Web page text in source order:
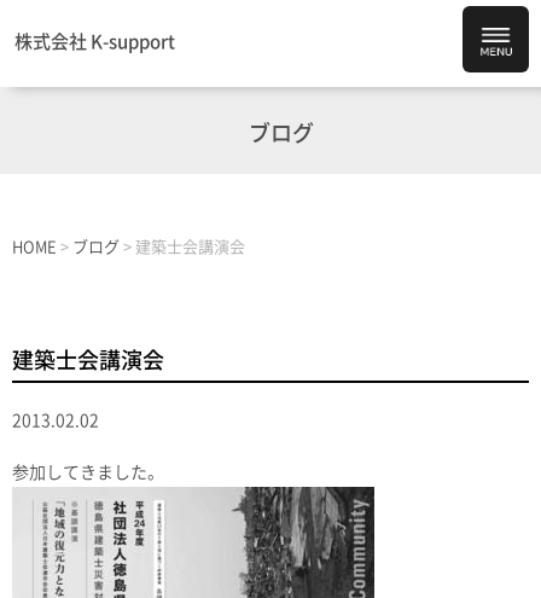
株式会社 K-support
ブログ
HOME > ブログ > 建築士会講演会
建築士会講演会
2013.02.02
参加してきました。